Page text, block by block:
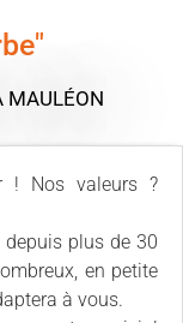
MAULÉON
! Nos valeurs ?
plus de 30
en petite
à vous.